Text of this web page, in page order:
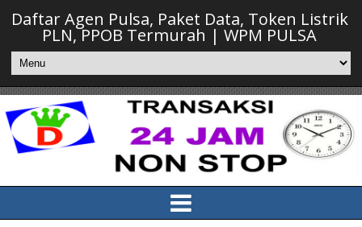
Daftar Agen Pulsa, Paket Data, Token Listrik
PLN, PPOB Termurah | WPM PULSA